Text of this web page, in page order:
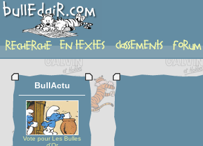
auteur
BullActu
Vote pour Les Bulles